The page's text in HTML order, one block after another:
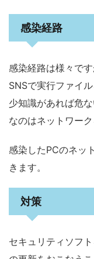
感染経路
感染経路は様々で
SNSで実行ファイ
少知識があれば危
なのはネットワー
感染したPCのネッ
きます。
対策
セキュリティソフ